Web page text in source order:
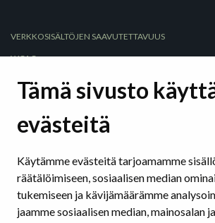
Tämä sivusto
evästeitä
Käytämme evästeitä tarjoamamme
räätälöimiseen, sosiaalisen median
tukemiseen ja kävijämäärämme
jaamme sosiaalisen median, mainosalan
VERKKOSISÄLTÖJEN SAAVUTETTAVUUS
WCAG
Selkeät rakenteet
Hyödyllisiä sivustoja ja työkaluja
Saavutettavuus sosiaalisessa mediassa
SAAVUTETTAVAT ASIAKIRJAT
Tekstinkäsittelyohjelmat
Esitysohjelmat